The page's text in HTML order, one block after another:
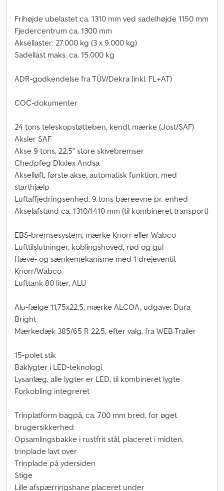
Frihøjde ubelastet ca. 1310 mm ved sadelhøjde 1150 mm
Fjedercentrum ca. 1300 mm
Aksellaster: 27.000 kg (3 x 9.000 kg)
Sadellast maks. ca. 15.000 kg
ADR-godkendelse fra TÜV/Dekra (inkl. FL+AT)
COC-dokumenter
24 tons teleskopstøtteben, kendt mærke (Jost/SAF)
Aksler SAF
Akse 9 tons, 22,5" store skivebremser
Chedpfeg Dkxlex Andsa
Akselløft, første akse, automatisk funktion, med
starthjælp
Luftaffjedringsenhed, 9 tons bæreevne pr. enhed
Akselafstand ca. 1310/1410 mm (til kombineret transport)
EBS-bremsesystem, mærke Knorr eller Wabco
Lufttilslutninger, koblingshoved, rød og gul
Hæve- og sænkemekanisme med 1 drejeventil,
Knorr/Wabco
Lufttank 80 liter, ALU
Alu-fælge 11,75x22,5, mærke ALCOA, udgave: Dura
Bright
Mærkedæk 385/65 R 22.5, efter valg, fra WEB Trailer
15-polet stik
Baklygter i LED-teknologi
Lysanlæg, alle lygter er LED, til kombineret lygte
Forkobling integreret
Trinplatform bagpå, ca. 700 mm bred, for øget
brugersikkerhed
Opsamlingsbakke i rustfrit stål, placeret i midten,
trinplade lavt over
Trinplade på ydersiden
Stige
Lille afspærringshane placeret under